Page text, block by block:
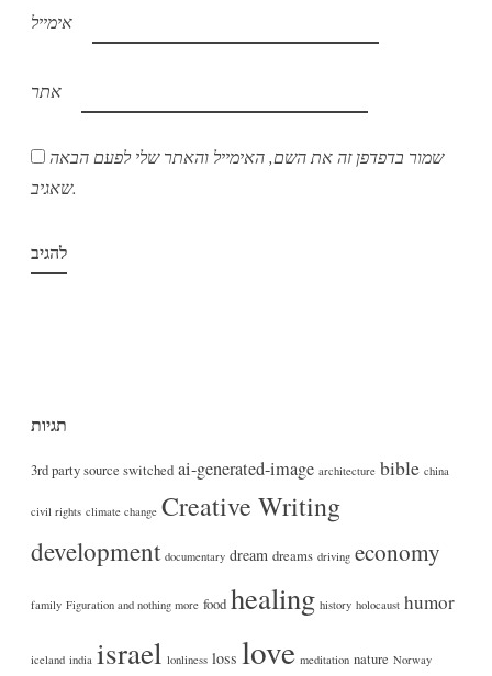
אימייל
אתר
שמור בדפדפן זה את השם, האימייל והאתר שלי לפעם הבאה
שאגיב.
תגיות
3rd party source switched ai-generated-image architecture bible china
civil rights climate change Creative Writing
development documentary dream dreams driving economy
family Figuration and nothing more food healing history holocaust humor
iceland india israel lonliness loss love meditation nature Norway